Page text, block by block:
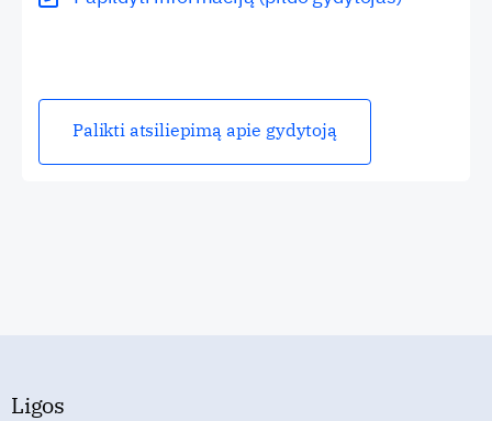
Palikti atsiliepimą apie gydytoją
Ligos